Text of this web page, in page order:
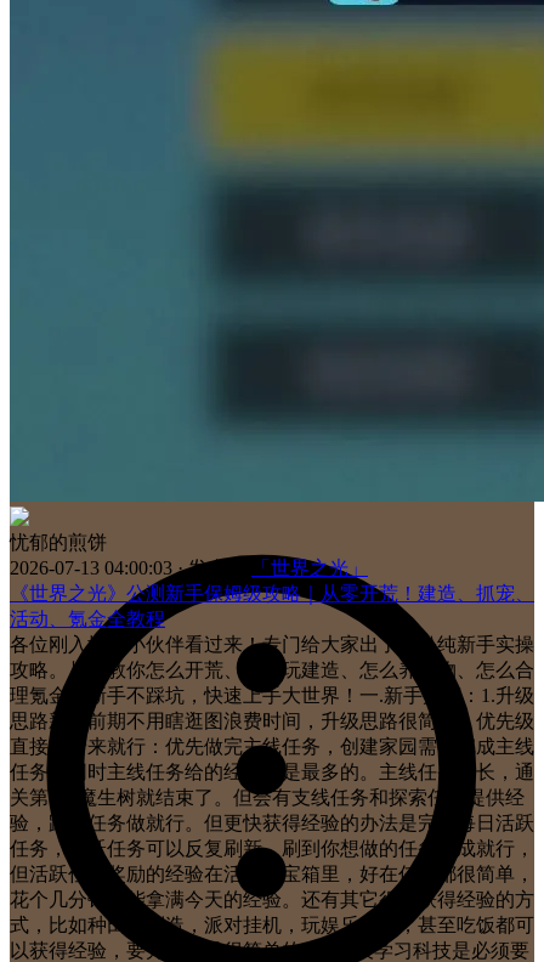
忧郁的煎饼
2026-07-13 04:00:03· 发布在
「世界之光」
《世界之光》公测新手保姆级攻略｜从零开荒！建造、抓宠、
活动、氪金全教程
各位刚入坑的小伙伴看过来！专门给大家出了一份纯新手实操
攻略。从零教你怎么开荒、怎么玩建造、怎么养宠物、怎么合
理氪金，新手不踩坑，快速上手大世界！一.新手开荒：1.升级
思路新手前期不用瞎逛图浪费时间，升级思路很简单，优先级
直接照着来就行：优先做完主线任务，创建家园需要完成主线
任务，同时主线任务给的经验也是最多的。主线任务不长，通
关第1颗魔生树就结束了。但会有支线任务和探索任务提供经
验，跟着任务做就行。但更快获得经验的办法是完成每日活跃
任务，活跃任务可以反复刷新，刷到你想做的任务完成就行，
但活跃任务奖励的经验在活跃度宝箱里，好在任务都很简单，
花个几分钟就能拿满今天的经验。还有其它很多获得经验的方
式，比如种田，制造，派对挂机，玩娱乐家具，甚至吃饭都可
以获得经验，要升级还是很简单的。2.科技学习科技是必须要